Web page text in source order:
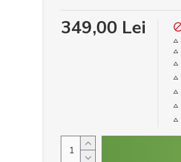
349,00 Lei